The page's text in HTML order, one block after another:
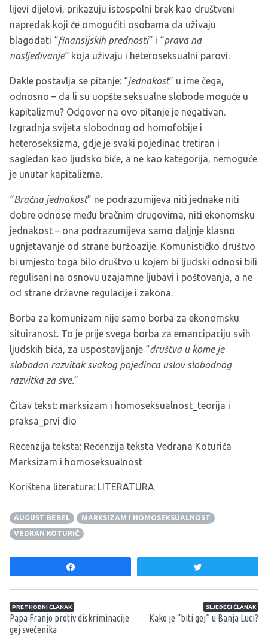
lijevi dijelovi, prikazuju istospolni brak kao društveni
napredak koji će omogućiti osobama da uživaju
blagodati “finansijskih prednosti“ i “prava na
nasljeđivanje“ koja uživaju i heteroseksualni parovi.
Dakle postavlja se pitanje: “jednakost” u ime čega,
odnosno – da li su uopšte seksualne slobode moguće u
kapitalizmu? Odgovor na ovo pitanje je negativan.
Izgradnja svijeta slobodnog od homofobije i
heteroseksizma, gdje je svaki pojedinac tretiran i
sagledan kao ljudsko biće, a ne kao kategorija, nemoguće
je unutar kapitalizma.
“Bračna jednakost” ne podrazumijeva niti jednake niti
dobre odnose među bračnim drugovima, niti ekonomsku
jednakost – ona podrazumijeva samo daljnje klasno
ugnjetavanje od strane buržoazije. Komunističko društvo
bi umjesto toga bilo društvo u kojem bi ljudski odnosi bili
regulisani na osnovu uzajamne ljubavi i poštovanja, a ne
od strane državne regulacije i zakona.
Borba za komunizam nije samo borba za ekonomsku
situiranost. To je prije svega borba za emancipaciju svih
ljudskih bića, za uspostavljanje “društva u kome je
slobodan razvitak svakog pojedinca uslov slobodnog
razvitka za sve.”
Čitav tekst: marksizam i homoseksualnost_teorija i
praksa_prvi dio
Recenzija teksta: Recenzija teksta Vedrana Koturića
Marksizam i homoseksualnost
Korištena literatura: LITERATURA
AUGUST BEBEL
MARKSIZAM I HOMOSEKSUALNOST
VEDRAN KOTURIĆ
Navigacija članaka
PRETHODNI ČLANAK
Papa Franjo protiv diskriminacije
gej svećenika
SLJEDEĆI ČLANAK
Kako je “biti gej” u Banja Luci?